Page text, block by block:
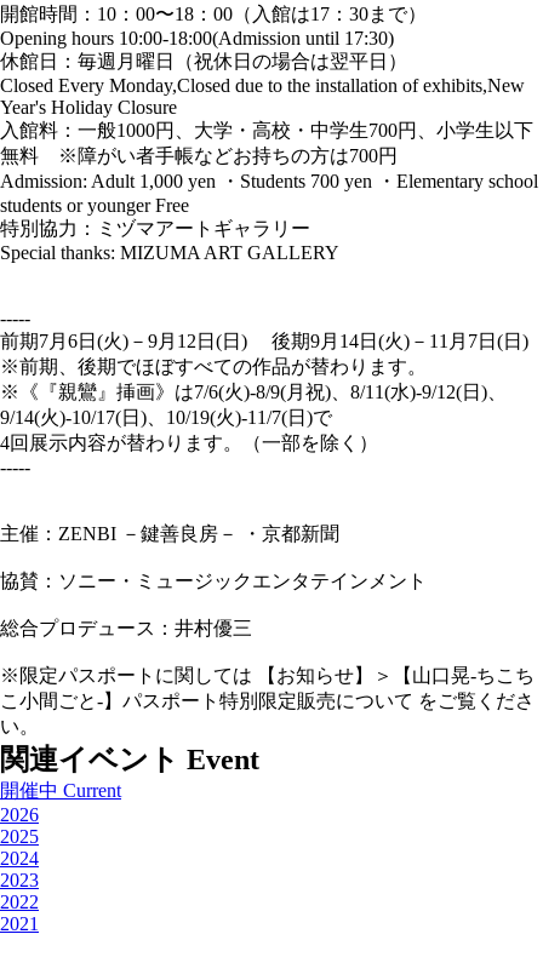
開館時間：10：00〜18：00（⼊館は17：30まで）
Opening hours 10:00-18:00(Admission until 17:30)
休館⽇：毎週⽉曜⽇（祝休⽇の場合は翌平⽇）
Closed Every Monday,Closed due to the installation of exhibits,New
Year's Holiday Closure
入館料：⼀般1000円、⼤学・⾼校・中学⽣700円、⼩学⽣以下
無料 ※障がい者手帳などお持ちの方は700円
Admission: Adult 1,000 yen ・Students 700 yen ・Elementary school
students or younger Free
特別協力：ミヅマアートギャラリー
Special thanks: MIZUMA ART GALLERY
-----
前期7月6日(火)－9月12日(日) 後期9月14日(火)－11月7日(日)
※前期、後期でほぼすべての作品が替わります。
※《『親鸞』挿画》は7/6(火)-8/9(月祝)、8/11(水)-9/12(日)、
9/14(火)-10/17(日)、10/19(火)-11/7(日)で
4回展示内容が替わります。（一部を除く）
-----
主催：ZENBI －鍵善良房－ ・京都新聞
協賛：ソニー・ミュージックエンタテインメント
総合プロデュース：井村優三
※限定パスポートに関しては 【お知らせ】＞【山口晃-ちこち
こ小間ごと-】パスポート特別限定販売について をご覧くださ
い。
関連イベント Event
開催中 Current
2026
2025
2024
2023
2022
2021